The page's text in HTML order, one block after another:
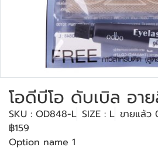
โอดีบีโอ ดับเบิล อา
SKU : OD848-L SIZE : L ขายแล้ว
฿159
Option name 1